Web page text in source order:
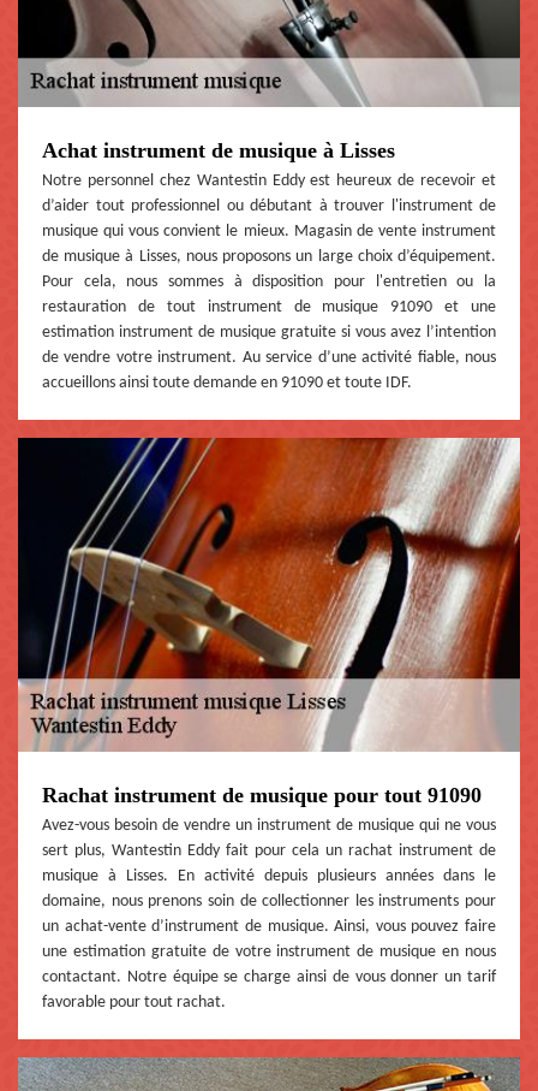
Achat instrument de musique à Lisses
Notre personnel chez Wantestin Eddy est heureux de recevoir et
d’aider tout professionnel ou débutant à trouver l'instrument de
musique qui vous convient le mieux. Magasin de vente instrument
de musique à Lisses, nous proposons un large choix d’équipement.
Pour cela, nous sommes à disposition pour l'entretien ou la
restauration de tout instrument de musique 91090 et une
estimation instrument de musique gratuite si vous avez l’intention
de vendre votre instrument. Au service d’une activité fiable, nous
accueillons ainsi toute demande en 91090 et toute IDF.
Rachat instrument de musique pour tout 91090
Avez-vous besoin de vendre un instrument de musique qui ne vous
sert plus, Wantestin Eddy fait pour cela un rachat instrument de
musique à Lisses. En activité depuis plusieurs années dans le
domaine, nous prenons soin de collectionner les instruments pour
un achat-vente d’instrument de musique. Ainsi, vous pouvez faire
une estimation gratuite de votre instrument de musique en nous
contactant. Notre équipe se charge ainsi de vous donner un tarif
favorable pour tout rachat.